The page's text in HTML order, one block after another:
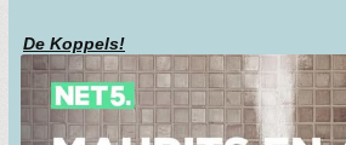
De Koppels!